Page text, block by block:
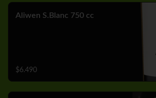
Aliwen S.Blanc 750 cc
$6.490